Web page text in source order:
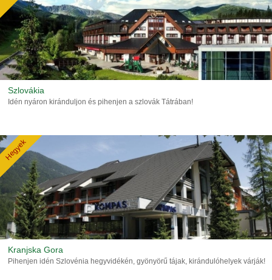
Szlovákia
Idén nyáron kiránduljon és pihenjen a szlovák Tátrában!
Hegyek
Kranjska Gora
Pihenjen idén Szlovénia hegyvidékén, gyönyörű tájak, kirándulóhelyek várják!